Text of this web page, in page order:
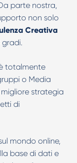
parte nostra,
non solo
Creativa
totalmente
o Media
strategia
di
mondo online,
base di dati e